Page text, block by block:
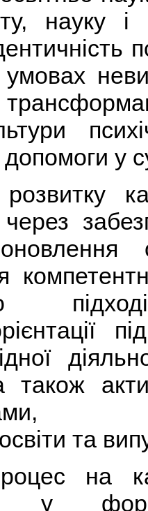
науку
допомоги у
розвитку
через
також
та
на
у